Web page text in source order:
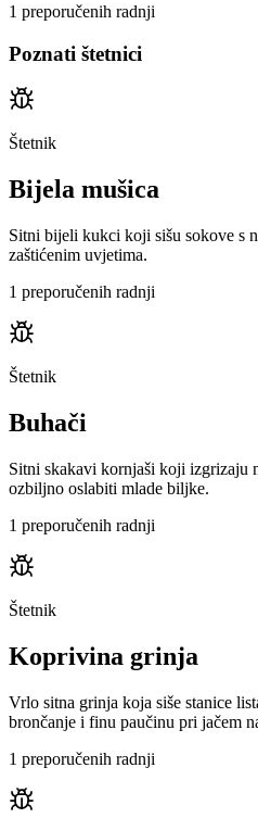
1 preporučenih radnji
Poznati štetnici
Štetnik
Bijela mušica
Sitni bijeli kukci koji sišu sokove s
zaštićenim uvjetima.
1 preporučenih radnji
Štetnik
Buhači
Sitni skakavi kornjaši koji izgrizaju
ozbiljno oslabiti mlade biljke.
1 preporučenih radnji
Štetnik
Koprivina grinja
Vrlo sitna grinja koja siše stanice
brončanje i finu paučinu pri jačem
1 preporučenih radnji